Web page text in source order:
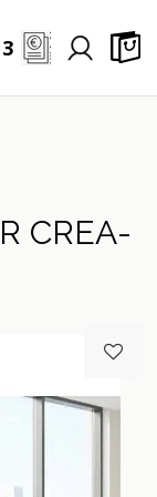
3
CREA-